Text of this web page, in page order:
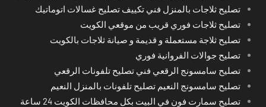
تصليح ثلاجات بالمنزل فني تكييف تصليح غسالات اتوماتيك
تصليح ثلاجات فوري قريب من موقعي الكويت
تصليح ثلاجة مستعملة و قديمة و صيانة ثلاجات بالكويت
تصليح جوالات الفروانية فوري
تصليح سامسونج الرقعي فني تصليح تلفونات الرقعي
تصليح سامسونج النعيم تصليح تلفونات بالمنزل النعيم
تصليح سمارت فون في البيت بكل محافظات الكويت 24 ساعة